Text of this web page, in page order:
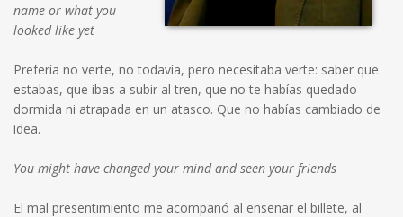
name or what you
looked like yet
Prefería no verte, no todavía, pero necesitaba verte: saber que
estabas, que ibas a subir al tren, que no te habías quedado
dormida ni atrapada en un atasco. Que no habías cambiado de
idea.
You might have changed your mind and seen your friends
El mal presentimiento me acompañó al enseñar el billete, al